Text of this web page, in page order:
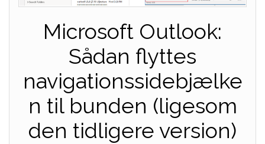
Microsoft Outlook:
Sådan flyttes
navigationssidebjælke
n til bunden (ligesom
den tidligere version)